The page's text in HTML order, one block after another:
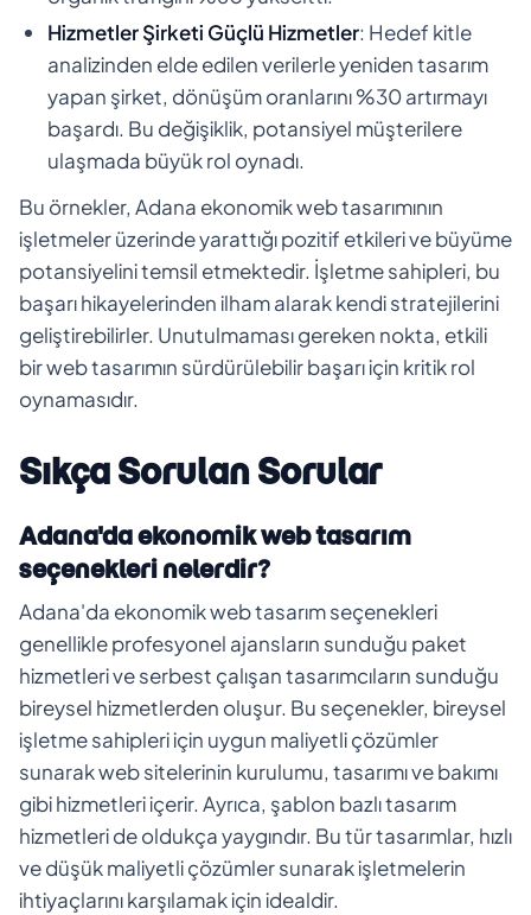
Hizmetler Şirketi Güçlü Hizmetler: Hedef kitle
analizinden elde edilen verilerle yeniden tasarım
yapan şirket, dönüşüm oranlarını %30 artırmayı
başardı. Bu değişiklik, potansiyel müşterilere
ulaşmada büyük rol oynadı.
Bu örnekler, Adana ekonomik web tasarımının
işletmeler üzerinde yarattığı pozitif etkileri ve büyüme
potansiyelini temsil etmektedir. İşletme sahipleri, bu
başarı hikayelerinden ilham alarak kendi stratejilerini
geliştirebilirler. Unutulmaması gereken nokta, etkili
bir web tasarımın sürdürülebilir başarı için kritik rol
oynamasıdır.
Sıkça Sorulan Sorular
Adana'da ekonomik web tasarım
seçenekleri nelerdir?
Adana'da ekonomik web tasarım seçenekleri
genellikle profesyonel ajansların sunduğu paket
hizmetleri ve serbest çalışan tasarımcıların sunduğu
bireysel hizmetlerden oluşur. Bu seçenekler, bireysel
işletme sahipleri için uygun maliyetli çözümler
sunarak web sitelerinin kurulumu, tasarımı ve bakımı
gibi hizmetleri içerir. Ayrıca, şablon bazlı tasarım
hizmetleri de oldukça yaygındır. Bu tür tasarımlar, hızlı
ve düşük maliyetli çözümler sunarak işletmelerin
ihtiyaçlarını karşılamak için idealdir.